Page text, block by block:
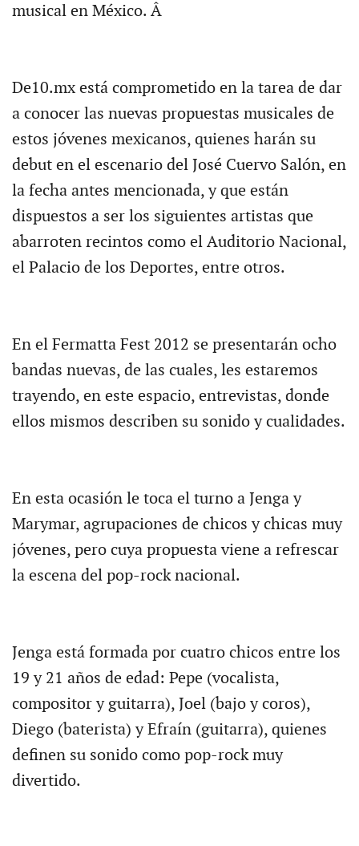
musical en México. Â
De10.mx está comprometido en la tarea de dar
a conocer las nuevas propuestas musicales de
estos jóvenes mexicanos, quienes harán su
debut en el escenario del José Cuervo Salón, en
la fecha antes mencionada, y que están
dispuestos a ser los siguientes artistas que
abarroten recintos como el Auditorio Nacional,
el Palacio de los Deportes, entre otros.
En el Fermatta Fest 2012 se presentarán ocho
bandas nuevas, de las cuales, les estaremos
trayendo, en este espacio, entrevistas, donde
ellos mismos describen su sonido y cualidades.
En esta ocasión le toca el turno a Jenga y
Marymar, agrupaciones de chicos y chicas muy
jóvenes, pero cuya propuesta viene a refrescar
la escena del pop-rock nacional.
Jenga está formada por cuatro chicos entre los
19 y 21 años de edad: Pepe (vocalista,
compositor y guitarra), Joel (bajo y coros),
Diego (baterista) y Efraín (guitarra), quienes
definen su sonido como pop-rock muy
divertido.